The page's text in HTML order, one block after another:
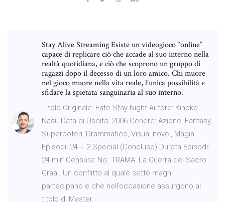
Stay Alive Streaming Esiste un videogioco “online”
capace di replicare ciò che accade al suo interno nella
realtà quotidiana, e ciò che scoprono un gruppo di
ragazzi dopo il decesso di un loro amico. Chi muore
nel gioco muore nella vita reale, l’unica possibilità e
sfidare la spietata sanguinaria al suo interno.
Titolo Originale: Fate Stay Night Autore: Kinoko
Nasu Data di Uscita: 2006 Genere: Azione, Fantasy,
Superpoteri, Drammatico, Visual novel, Magia
Episodi: 24 + 2 Special (Concluso) Durata Episodi:
24 min Censura: No. TRAMA: La Guerra del Sacro
Graal. Un conflitto al quale sette maghi
partecipano e che nell’occasione assurgono al
titolo di Master.